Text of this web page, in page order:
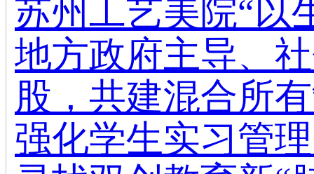
苏州工艺美院“以
地方政府主导、
股，共建混合所
强化学生实习管